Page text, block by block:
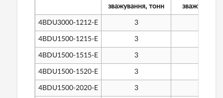
зважування, тонн
зважування,
4BDU3000-1212-Е 3
4BDU1500-1215-Е 3
4BDU1500-1515-Е 3
4BDU1500-1520-Е 3
4BDU1500-2020-Е 3